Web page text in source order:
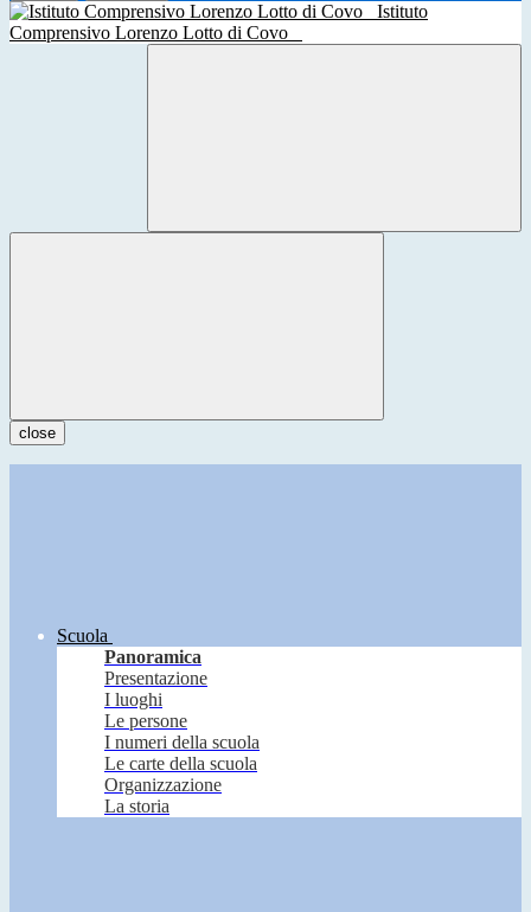
Istituto
Comprensivo Lorenzo Lotto di Covo
close
Scuola
Panoramica
Presentazione
I luoghi
Le persone
I numeri della scuola
Le carte della scuola
Organizzazione
La storia